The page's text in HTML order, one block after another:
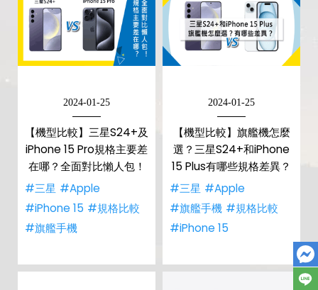
2024-01-25
【機型比較】三星S24+及
iPhone 15 Pro規格主要差
在哪？全面對比懶人包！
#三星 #Apple
#iPhone 15 #規格比較
#旗艦手機
2024-01-25
【機型比較】旗艦機怎麼
選？三星S24+和iPhone
15 Plus有哪些規格差異？
#三星 #Apple
#旗艦手機 #規格比較
#iPhone 15